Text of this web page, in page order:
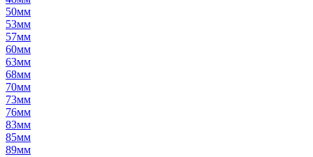
50мм
53мм
57мм
60мм
63мм
68мм
70мм
73мм
76мм
83мм
85мм
89мм